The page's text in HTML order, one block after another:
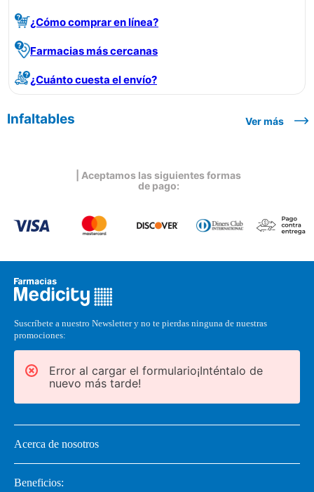
¿Cómo comprar en línea?
Farmacias más cercanas
¿Cuánto cuesta el envío?
Infaltables Ver más
| Aceptamos las siguientes formas
de pago:
Suscríbete a nuestro Newsletter y no te pierdas ninguna de nuestras
promociones:
Error al cargar el formulario¡Inténtalo de
nuevo más tarde!
Acerca de nosotros
Beneficios: